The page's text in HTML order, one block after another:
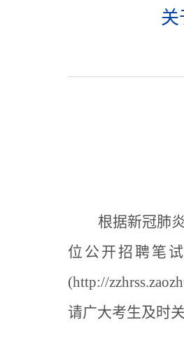
关
根据新冠肺
位公开招聘笔
(http://
请广大考生及时